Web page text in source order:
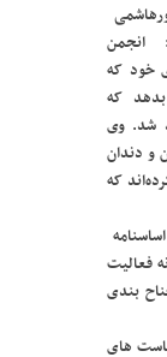
انجمن
خود که
که
شد. وی
و دندان
که
فعالیت
بندی
های